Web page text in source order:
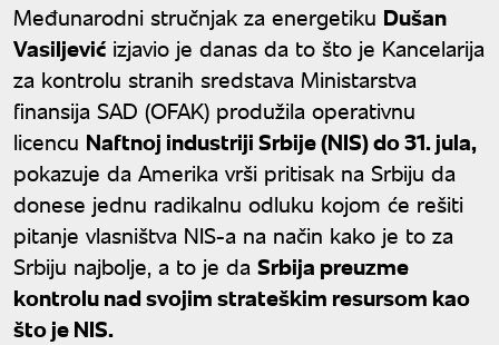
Međunarodni stručnjak za energetiku Dušan
Vasiljević izjavio je danas da to što je Kancelarija
za kontrolu stranih sredstava Ministarstva
finansija SAD (OFAK) produžila operativnu
licencu Naftnoj industriji Srbije (NIS) do 31. jula,
pokazuje da Amerika vrši pritisak na Srbiju da
donese jednu radikalnu odluku kojom će rešiti
pitanje vlasništva NIS-a na način kako je to za
Srbiju najbolje, a to je da Srbija preuzme
kontrolu nad svojim strateškim resursom kao
što je NIS.